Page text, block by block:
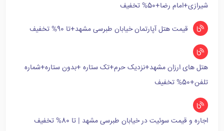
شیرازی+امام رضا+50% تخفیف
قیمت هتل آپارتمان خیابان طبرسی مشهد+تا 90% تخفیف
هتل های ارزان مشهد+نزدیک حرم+تک ستاره +بدون ستاره+شماره
تلفن+50% تخفیف
اجاره و قیمت سوئیت در خیابان طبرسی مشهد | تا 80% تخفیف